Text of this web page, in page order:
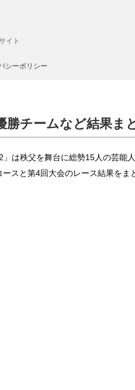
イト
シーポリシー
勝チームなど結果ま
は秩父を舞台に総勢15人の芸能
スと第4回大会のレース結果をま